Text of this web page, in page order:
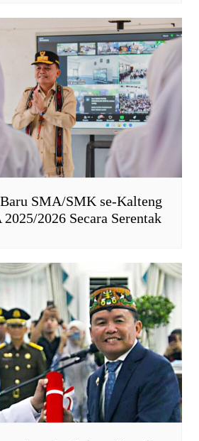
SMA/SMK se-Kalteng
2026 Secara Serentak